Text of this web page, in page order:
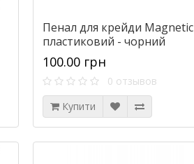
Пенал для крейди Magnetic
пластиковий - чорний
100.00 грн
0 отзывов
Купити